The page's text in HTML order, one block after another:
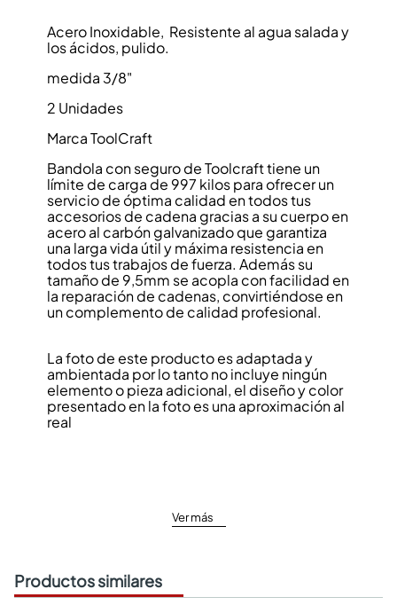
Acero Inoxidable, Resistente al agua salada y
los ácidos, pulido.
medida 3/8"
2 Unidades
Marca ToolCraft
Bandola con seguro de Toolcraft tiene un
límite de carga de 997 kilos para ofrecer un
servicio de óptima calidad en todos tus
accesorios de cadena gracias a su cuerpo en
acero al carbón galvanizado que garantiza
una larga vida útil y máxima resistencia en
todos tus trabajos de fuerza. Además su
tamaño de 9,5mm se acopla con facilidad en
la reparación de cadenas, convirtiéndose en
un complemento de calidad profesional.
La foto de este producto es adaptada y
ambientada por lo tanto no incluye ningún
elemento o pieza adicional, el diseño y color
presentado en la foto es una aproximación al
real
Ver más
Productos similares